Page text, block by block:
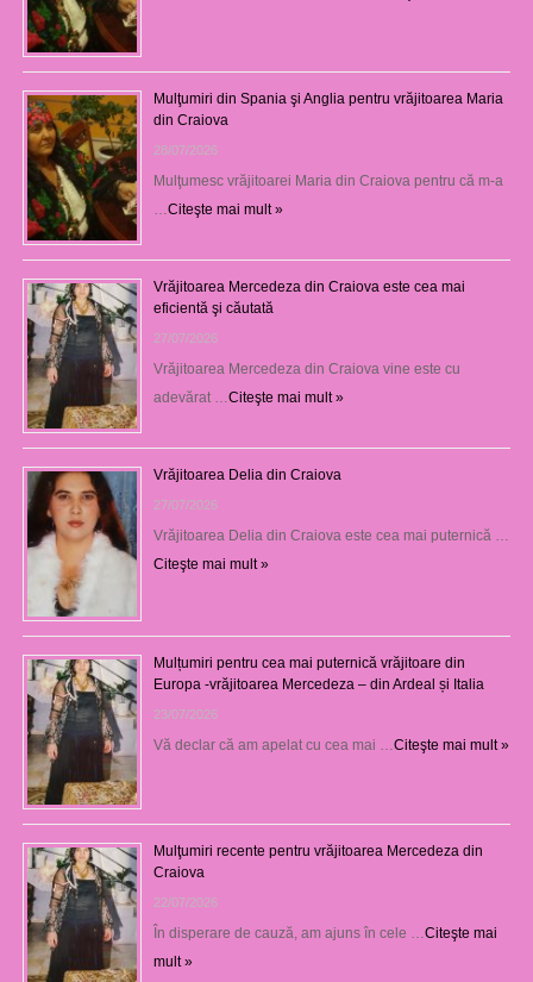
Mulţumiri din Spania şi Anglia pentru vrăjitoarea Maria
din Craiova
28/07/2026
Mulţumesc vrăjitoarei Maria din Craiova pentru că m-a
…Citeşte mai mult »
Vrăjitoarea Mercedeza din Craiova este cea mai
eficientă şi căutată
27/07/2026
Vrăjitoarea Mercedeza din Craiova vine este cu
adevărat …Citeşte mai mult »
Vrăjitoarea Delia din Craiova
27/07/2026
Vrăjitoarea Delia din Craiova este cea mai puternică …
Citeşte mai mult »
Mulțumiri pentru cea mai puternică vrăjitoare din
Europa -vrăjitoarea Mercedeza – din Ardeal și Italia
23/07/2026
Vă declar că am apelat cu cea mai …Citeşte mai mult »
Mulţumiri recente pentru vrăjitoarea Mercedeza din
Craiova
22/07/2026
În disperare de cauză, am ajuns în cele …Citeşte mai
mult »